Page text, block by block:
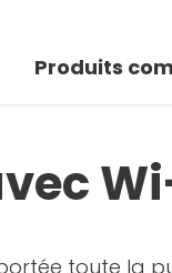
Produits
toute la